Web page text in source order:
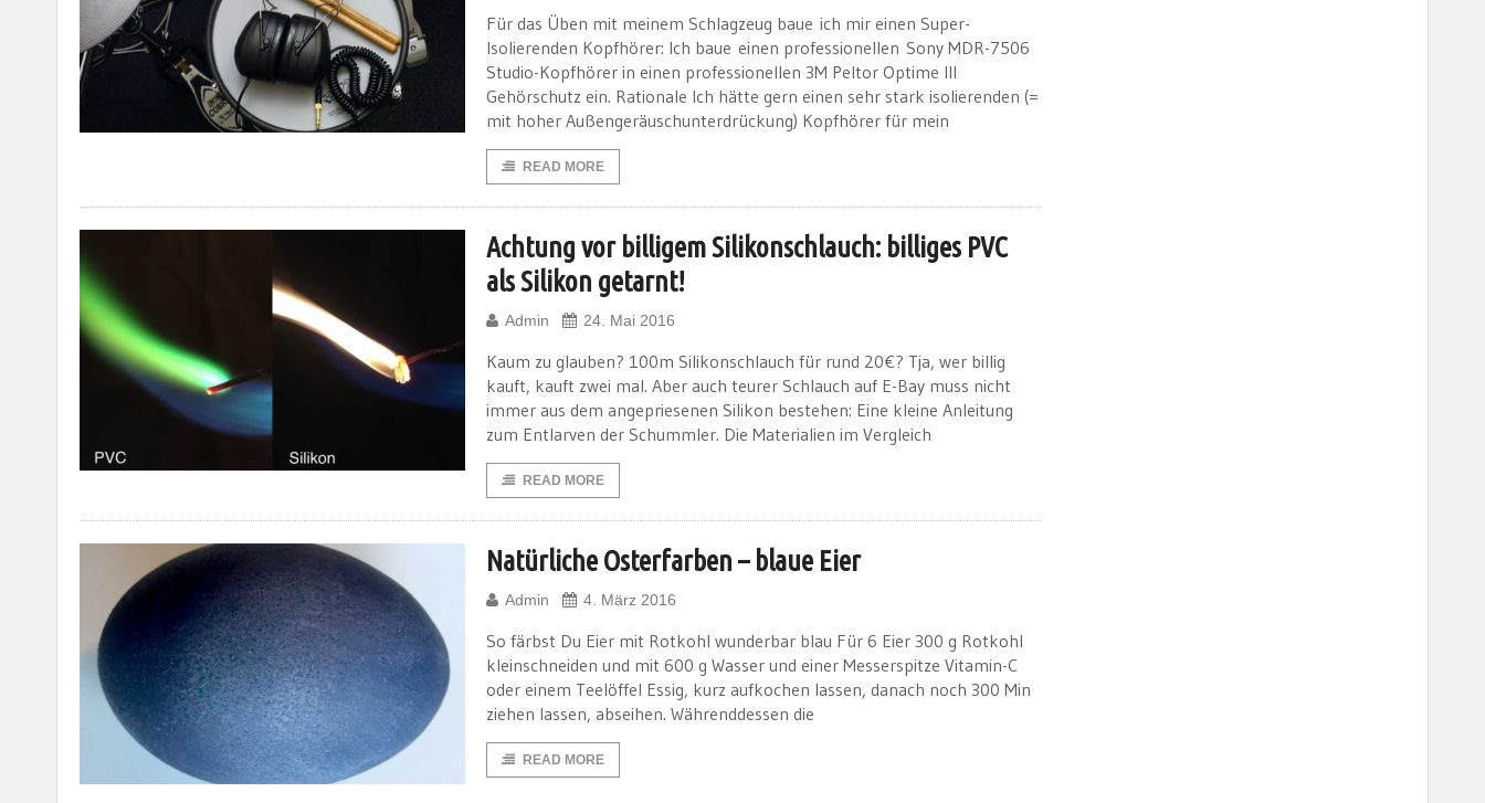
Für das Üben mit meinem Schlagzeug baue ich mir einen Super-
Isolierenden Kopfhörer: Ich baue einen professionellen Sony MDR-7506
Studio-Kopfhörer in einen professionellen 3M Peltor Optime III
Gehörschutz ein. Rationale Ich hätte gern einen sehr stark isolierenden (=
mit hoher Außengeräuschunterdrückung) Kopfhörer für mein
READ MORE
Achtung vor billigem Silikonschlauch: billiges PVC
als Silikon getarnt!
Admin 24. Mai 2016
Kaum zu glauben? 100m Silikonschlauch für rund 20€? Tja, wer billig
kauft, kauft zwei mal. Aber auch teurer Schlauch auf E-Bay muss nicht
immer aus dem angepriesenen Silikon bestehen: Eine kleine Anleitung
zum Entlarven der Schummler. Die Materialien im Vergleich
READ MORE
Natürliche Osterfarben – blaue Eier
Admin 4. März 2016
So färbst Du Eier mit Rotkohl wunderbar blau Für 6 Eier 300 g Rotkohl
kleinschneiden und mit 600 g Wasser und einer Messerspitze Vitamin-C
oder einem Teelöffel Essig, kurz aufkochen lassen, danach noch 300 Min
ziehen lassen, abseihen. Währenddessen die
READ MORE